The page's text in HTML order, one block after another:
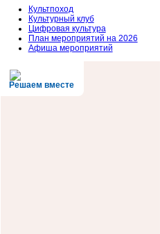
Культпоход
Культурный клуб
Цифровая культура
План мероприятий на 2026
Афиша мероприятий
Решаем вместе